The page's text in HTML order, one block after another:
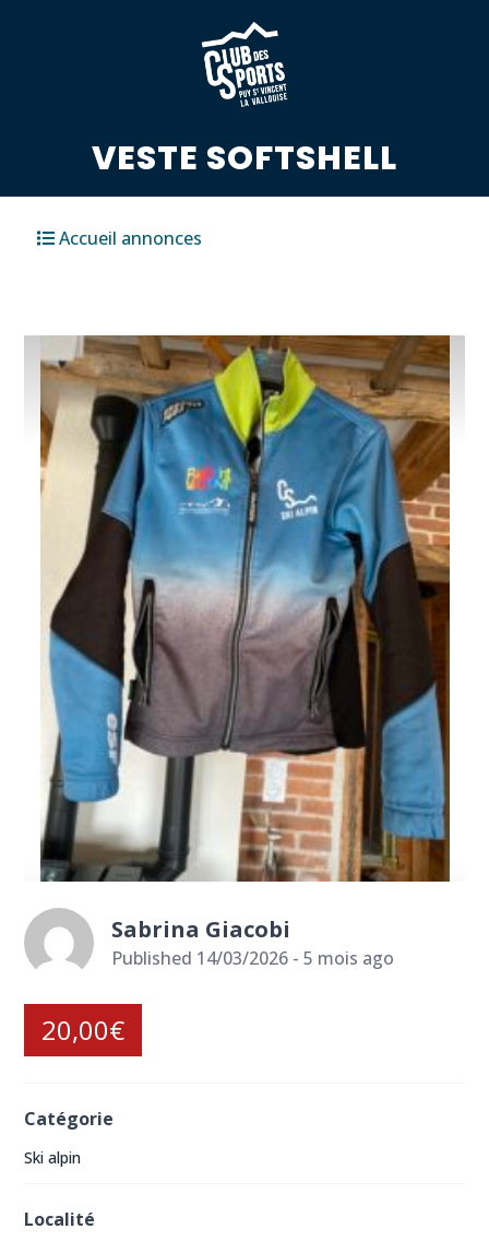
VESTE SOFTSHELL
Accueil annonces
Sabrina Giacobi
Published 14/03/2026 - 5 mois ago
20,00€
Catégorie
Ski alpin
Localité